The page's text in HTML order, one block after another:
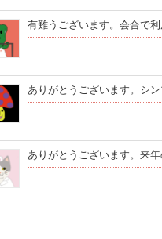
有難うございます。会合で利
ありがとうございます。シ
ありがとうございます。来